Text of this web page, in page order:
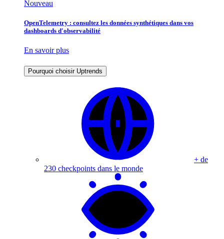
Nouveau
OpenTelemetry : consultez les données synthétiques dans vos
dashboards d'observabilité
En savoir plus
Pourquoi choisir Uptrends
+ de
230 checkpoints dans le monde